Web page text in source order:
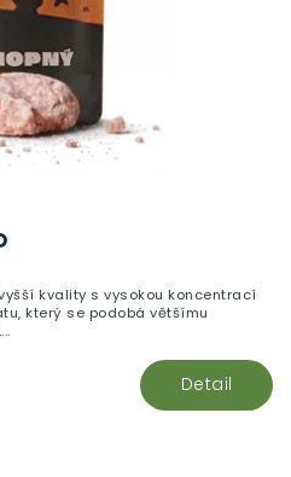
Detail
kvality s vysokou koncentrací
který se podobá většímu